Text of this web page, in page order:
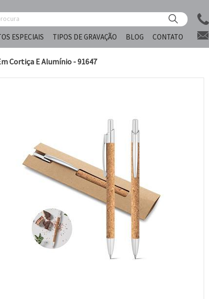
ESPECIAIS TIPOS DE GRAVAÇÃO BLOG CONTATO
Cortiça E Alumínio - 91647